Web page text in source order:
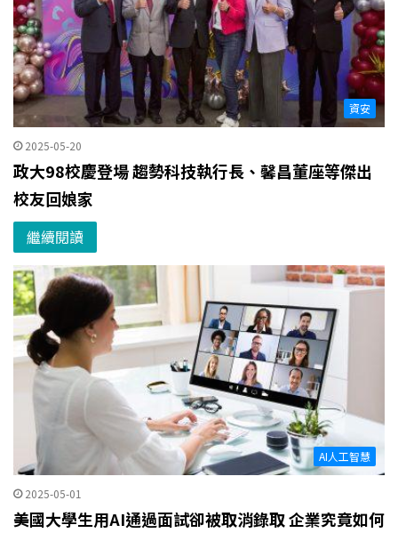
資安
2025-05-20
政大98校慶登場 趨勢科技執行長、馨昌董座等傑出
校友回娘家
繼續閱讀
AI人工智慧
2025-05-01
美國大學生用AI通過面試卻被取消錄取 企業究竟如何